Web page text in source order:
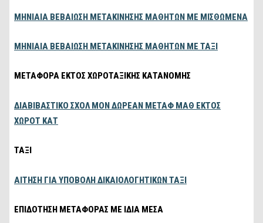
ΜΗΝΙΑΙΑ ΒΕΒΑΙΩΣΗ ΜΕΤΑΚΙΝΗΣΗΣ ΜΑΘΗΤΩΝ ΜΕ ΜΙΣΘΩΜΕΝΑ
ΜΗΝΙΑΙΑ ΒΕΒΑΙΩΣΗ ΜΕΤΑΚΙΝΗΣΗΣ ΜΑΘΗΤΩΝ ΜΕ ΤΑΞΙ
ΜΕΤΑΦΟΡΑ ΕΚΤΟΣ ΧΩΡΟΤΑΞΙΚΗΣ ΚΑΤΑΝΟΜΗΣ
ΔΙΑΒΙΒΑΣΤΙΚΟ ΣΧΟΛ ΜΟΝ ΔΩΡΕΑΝ MEΤΑΦ ΜΑΘ ΕΚΤΟΣ
ΧΩΡΟΤ ΚΑΤ
ΤΑΞΙ
ΑΙΤΗΣΗ ΓΙΑ ΥΠΟΒΟΛΗ ΔΙΚΑΙΟΛΟΓΗΤΙΚΩΝ ΤΑΞΙ
ΕΠΙΔΟΤΗΣΗ ΜΕΤΑΦΟΡΑΣ ΜΕ ΙΔΙΑ ΜΕΣΑ